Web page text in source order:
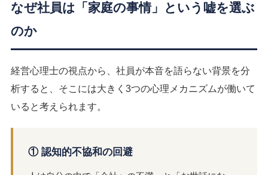
なぜ社員は「家庭の事情」という嘘を選ぶ
のか
経営心理士の視点から、社員が本音を語らない背景を分
析すると、そこには大きく3つの心理メカニズムが働いて
いると考えられます。
① 認知的不協和の回避